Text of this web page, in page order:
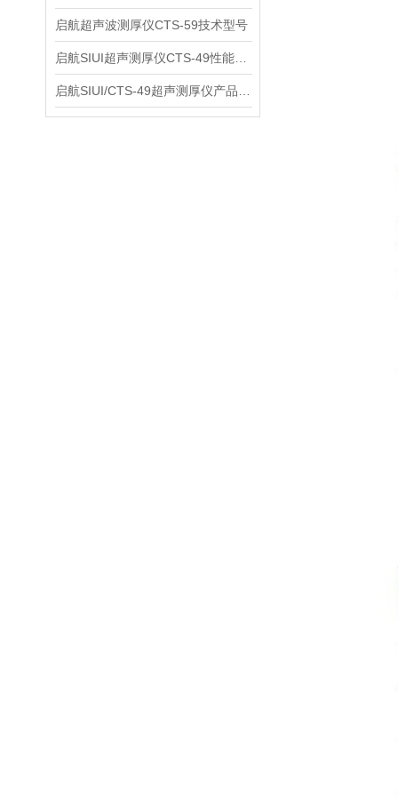
启航超声波测厚仪CTS-59技术型号